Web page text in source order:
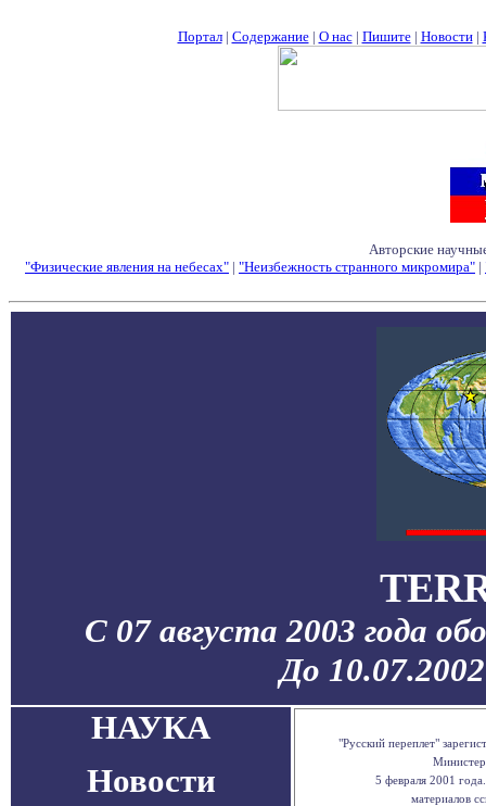
Портал| Содержание| О нас| Пишите| Новости|
Авторские
"Физические явления на небесах" | "Неизбежность странного микромира" |
С 07 августа 2003 года
До
НАУКА
Новости
"Русский переплет"
5 февраля 2001
материалов